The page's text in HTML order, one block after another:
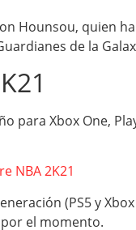
Hounsou, quien
de la
para Xbox One,
NBA 2K21
(PS5 y
el momento.